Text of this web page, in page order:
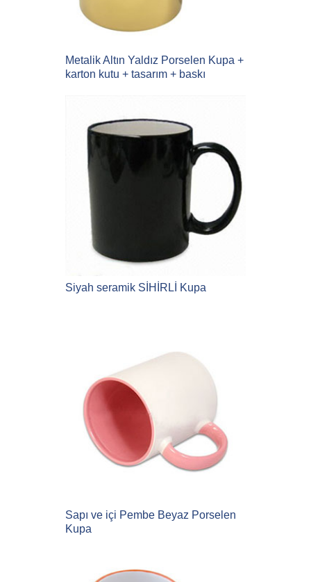
Metalik Altın Yaldız Porselen Kupa +
karton kutu + tasarım + baskı
Siyah seramik SİHİRLİ Kupa
Sapı ve içi Pembe Beyaz Porselen
Kupa